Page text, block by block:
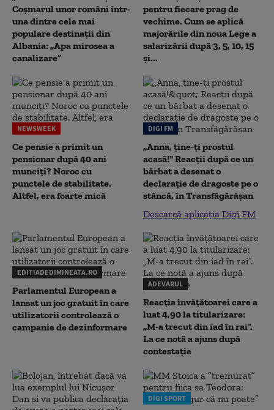
Coșmarul unor români într-
una dintre cele mai
populare destinații din
Albania: „Apa mirosea a
canalizare”
pentru fiecare prag de
vechime. Cum se aplică
majorările din noua Lege a
salarizării după 3, 5, 10, 15
și...
NEWSWEEK
Ce pensie a primit un
pensionar după 40 ani
munciți? Noroc cu
punctele de stabilitate.
Altfel, era foarte mică
DIGI FM
„Anna, ţine-ţi prostul
acasă!" Reacţii după ce un
bărbat a desenat o
declaraţie de dragoste pe o
stâncă, în Transfăgărăşan
Descarcă aplicația Digi FM
EDITIADEDIMINEATA.RO
Parlamentul European a
lansat un joc gratuit în care
utilizatorii controlează o
campanie de dezinformare
ADEVARUL
Reacția învățătoarei care a
luat 4,90 la titularizare:
„M-a trecut din iad în rai”.
La ce notă a ajuns după
contestație
DIGI SPORT